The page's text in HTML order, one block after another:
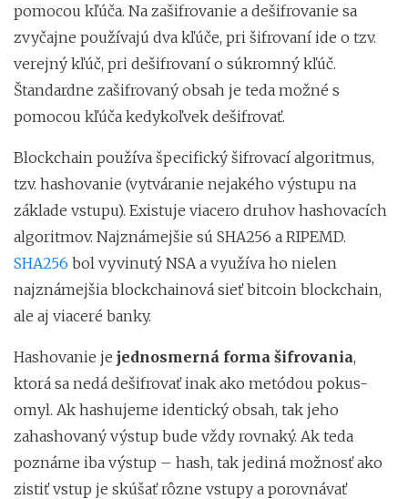
pomocou kľúča. Na zašifrovanie a dešifrovanie sa
zvyčajne používajú dva kľúče, pri šifrovaní ide o tzv.
verejný kľúč, pri dešifrovaní o súkromný kľúč.
Štandardne zašifrovaný obsah je teda možné s
pomocou kľúča kedykoľvek dešifrovať.
Blockchain používa špecifický šifrovací algoritmus,
tzv. hashovanie (vytváranie nejakého výstupu na
základe vstupu). Existuje viacero druhov hashovacích
algoritmov. Najznámejšie sú SHA256 a RIPEMD.
SHA256 bol vyvinutý NSA a využíva ho nielen
najznámejšia blockchainová sieť bitcoin blockchain,
ale aj viaceré banky.
Hashovanie je jednosmerná forma šifrovania,
ktorá sa nedá dešifrovať inak ako metódou pokus-
omyl. Ak hashujeme identický obsah, tak jeho
zahashovaný výstup bude vždy rovnaký. Ak teda
poznáme iba výstup – hash, tak jediná možnosť ako
zistiť vstup je skúšať rôzne vstupy a porovnávať